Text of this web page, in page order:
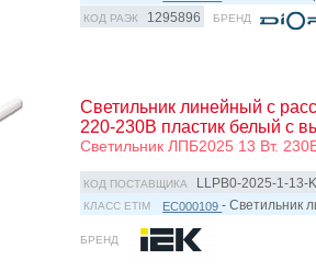
КОД РАЭК 1295896 БРЕНД
Светильник линейный с
220-230В пластик белый с
Светильник ЛПБ2025 13 Вт.
КОД ПОСТАВЩИКА LLPB0-2025-1-13-
КЛАСС ETIM EC000109- Светильник
БРЕНД